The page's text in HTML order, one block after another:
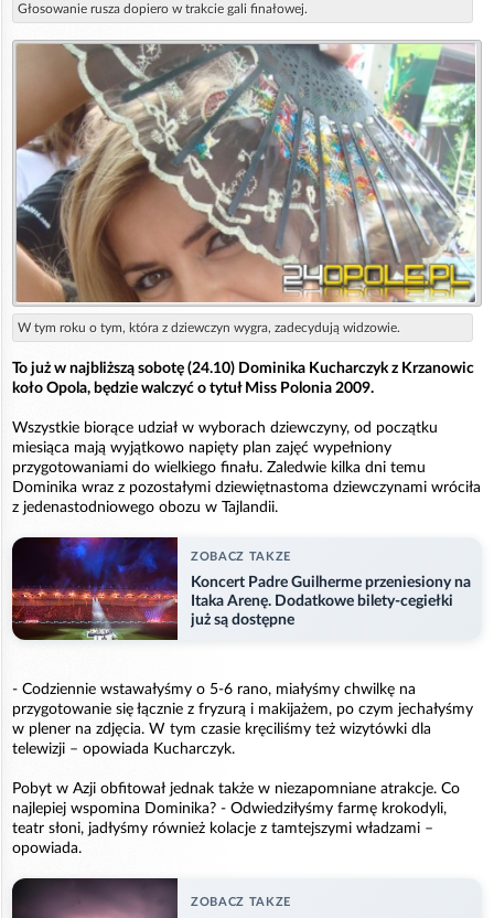
Głosowanie rusza dopiero w trakcie gali finałowej.
W tym roku o tym, która z dziewczyn wygra, zadecydują widzowie.
To już w najbliższą sobotę (24.10) Dominika Kucharczyk z Krzanowic
koło Opola, będzie walczyć o tytuł Miss Polonia 2009.
Wszystkie biorące udział w wyborach dziewczyny, od początku
miesiąca mają wyjątkowo napięty plan zajęć wypełniony
przygotowaniami do wielkiego finału. Zaledwie kilka dni temu
Dominika wraz z pozostałymi dziewiętnastoma dziewczynami wróciła
z jedenastodniowego obozu w Tajlandii.
ZOBACZ TAKZE
Koncert Padre Guilherme przeniesiony na
Itaka Arenę. Dodatkowe bilety-cegiełki
już są dostępne
- Codziennie wstawałyśmy o 5-6 rano, miałyśmy chwilkę na
przygotowanie się łącznie z fryzurą i makijażem, po czym jechałyśmy
w plener na zdjęcia. W tym czasie kręciliśmy też wizytówki dla
telewizji – opowiada Kucharczyk.
Pobyt w Azji obfitował jednak także w niezapomniane atrakcje. Co
najlepiej wspomina Dominika? - Odwiedziłyśmy farmę krokodyli,
teatr słoni, jadłyśmy również kolacje z tamtejszymi władzami –
opowiada.
ZOBACZ TAKZE